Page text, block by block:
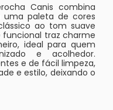
Canis combina
uma paleta de cores
ao tom suave
funcional traz charme
ideal para quem
e acolhedor.
e de fácil limpeza,
e estilo, deixando o